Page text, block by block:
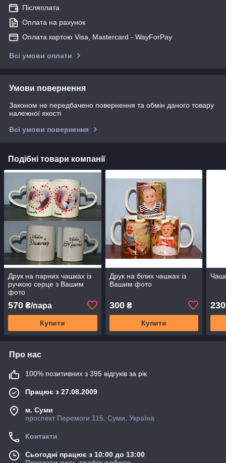
Післяплата
Оплата на рахунок
Оплата картою Visa, Mastercard - WayForPay
Всі умови оплати
Умови повернення
Законом не передбачено повернення та обмін даного товару
належної якості
Всі умови повернення
Подібні товари компанії
Друк на парних чашках із
ручкою серце з Вашим
фото
570 ₴/пара
Купити
Друк на білих чашках із
Вашим фото
300₴
Купити
230
Про нас
100% позитивних з 395 відгуків за рік
Працює з 27.08.2009
м. Суми
проспект Перемоги 115, Суми, Україна
Контакти
Сьогодні працює з 10:00 до 13:00